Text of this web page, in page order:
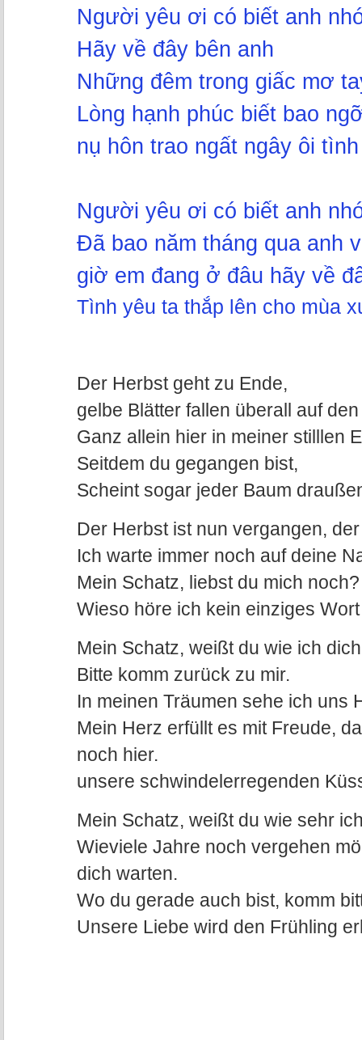
Người yêu ơi có biết anh
Hãy về đây bên anh
Những đêm trong giấc mơ
Lòng hạnh phúc biết bao
nụ hôn trao ngất ngây ôi
Người yêu ơi có biết anh
Đã bao năm tháng qua anh
giờ em đang ở đâu hãy về
Tình yêu ta thắp lên cho mùa
Der Herbst geht zu Ende,
gelbe Blätter fallen überall auf
Ganz allein hier in meiner stilllen
Seitdem du gegangen bist,
Scheint sogar jeder Baum
Der Herbst ist nun vergangen,
Ich warte immer noch auf deine
Mein Schatz, liebst du mich noch?
Wieso höre ich kein einziges
Mein Schatz, weißt du wie ich
Bitte komm zurück zu mir.
In meinen Träumen sehe ich uns
Mein Herz erfüllt es mit Freude,
noch hier.
unsere schwindelerregenden
Mein Schatz, weißt du wie sehr
Wieviele Jahre noch vergehen
dich warten.
Wo du gerade auch bist, komm
Unsere Liebe wird den Frühling